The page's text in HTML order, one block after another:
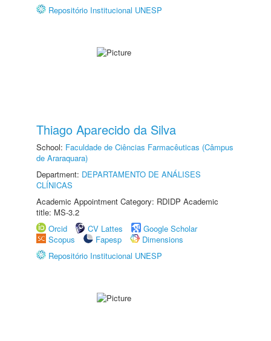
Repositório Institucional UNESP
Thiago Aparecido da Silva
School: Faculdade de Ciências Farmacêuticas (Câmpus
de Araraquara)
Department: DEPARTAMENTO DE ANÁLISES
CLÍNICAS
Academic Appointment Category: RDIDP Academic
title: MS-3.2
Orcid
CV Lattes
Google Scholar
Scopus
Fapesp
Dimensions
Repositório Institucional UNESP